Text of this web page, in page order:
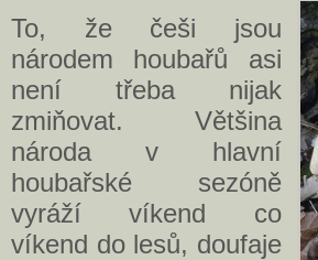
To, že češi jsou
národem houbařů asi
není třeba nijak
zmiňovat. Většina
národa v hlavní
houbařské sezóně
vyráží víkend co
víkend do lesů, doufaje